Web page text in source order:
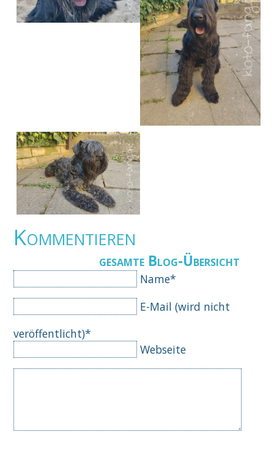
Kommentieren
gesamte Blog-Übersicht
Pflichtfeld
Name*
Pflichtfeld
E-Mail (wird nicht
veröffentlicht)*
Webseite